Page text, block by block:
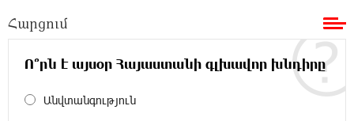
Էտնա հրաբուխը
Պայթյուն՝ Իրանում․ հաղորդվում է զոհերի
Հարցում
Ո՞րն է այսօր Հայաստանի գլխավոր խնդիրը
Անվտանգություն